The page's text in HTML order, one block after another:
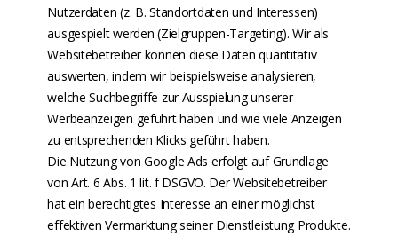
Nutzerdaten (z. B. Standortdaten und Interessen)
ausgespielt werden (Zielgruppen-Targeting). Wir als
Websitebetreiber können diese Daten quantitativ
auswerten, indem wir beispielsweise analysieren,
welche Suchbegriffe zur Ausspielung unserer
Werbeanzeigen geführt haben und wie viele Anzeigen
zu entsprechenden Klicks geführt haben.
Die Nutzung von Google Ads erfolgt auf Grundlage
von Art. 6 Abs. 1 lit. f DSGVO. Der Websitebetreiber
hat ein berechtigtes Interesse an einer möglichst
effektiven Vermarktung seiner Dienstleistung Produkte.